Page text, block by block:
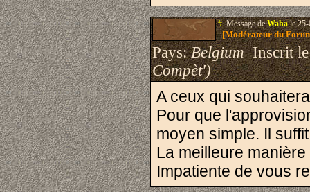
#.Message deWahale 25-
[Modérateur du
Pays:BelgiumInscrit
Compèt')
A ceux qui
Pour que
moyen simple. Il
La meilleure
Impatiente de vous